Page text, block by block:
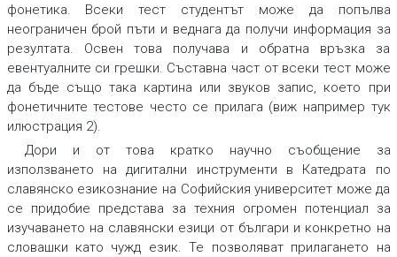
фонетика. Всеки тест студентът може да попълва
неограничен брой пъти и веднага да получи информация за
резултата. Освен това получава и обратна връзка за
евентуалните си грешки. Съставна част от всеки тест може
да бъде също така картина или звуков запис, което при
фонетичните тестове често се прилага (виж например тук
илюстрация 2).
Дори и от това кратко научно съобщение за
използването на дигитални инструменти в Катедрата по
славянско езикознание на Софийския университет може да
се придобие представа за техния огромен потенциал за
изучаването на славянски езици от българи и конкретно на
словашки като чужд език. Те позволяват прилагането на